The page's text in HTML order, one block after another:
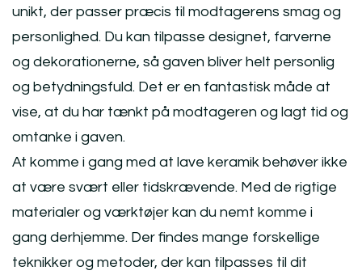
unikt, der passer præcis til modtagerens smag og
personlighed. Du kan tilpasse designet, farverne
og dekorationerne, så gaven bliver helt personlig
og betydningsfuld. Det er en fantastisk måde at
vise, at du har tænkt på modtageren og lagt tid og
omtanke i gaven.
At komme i gang med at lave keramik behøver ikke
at være svært eller tidskrævende. Med de rigtige
materialer og værktøjer kan du nemt komme i
gang derhjemme. Der findes mange forskellige
teknikker og metoder, der kan tilpasses til dit